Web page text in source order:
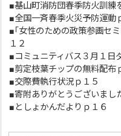
■基山町消防団春季防火訓練
■全国一斉春季火災予防運動
■｢女性のための政策参画セ
１２
■コミュニティバス３月１日
■剪定枝葉チップの無料配布
■交際費執行状況ｐ１５
■寄附ありがとうございまし
■としょかんだよりｐ１６